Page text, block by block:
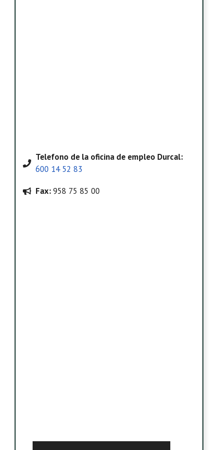
Telefono de la oficina de empleo Durcal:
600 14 52 83
Fax:958 75 85 00